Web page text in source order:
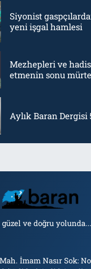
Siyonist
yeni işgal hamlesi
Mezhepleri ve
etmenin sonu
Aylık Baran Dergisi
ve doğru yolunda...
İmam Nasır Sok: